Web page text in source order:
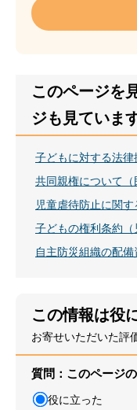
このページを
ジも見ていま
子どもに対する法律
共同親権について（
児童虐待防止に関
子どもの権利条約（
自主防災組織の配備
この情報は役
お寄せいただいた評
質問：このページ
役に立った